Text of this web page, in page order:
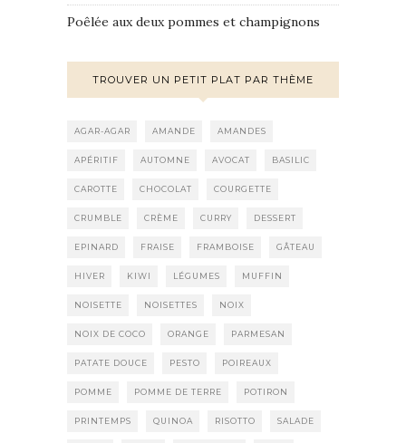
Poêlée aux deux pommes et champignons
TROUVER UN PETIT PLAT PAR THÈME
AGAR-AGAR AMANDE AMANDES
APÉRITIF AUTOMNE AVOCAT BASILIC
CAROTTE CHOCOLAT COURGETTE
CRUMBLE CRÈME CURRY DESSERT
EPINARD FRAISE FRAMBOISE GÂTEAU
HIVER KIWI LÉGUMES MUFFIN
NOISETTE NOISETTES NOIX
NOIX DE COCO ORANGE PARMESAN
PATATE DOUCE PESTO POIREAUX
POMME POMME DE TERRE POTIRON
PRINTEMPS QUINOA RISOTTO SALADE